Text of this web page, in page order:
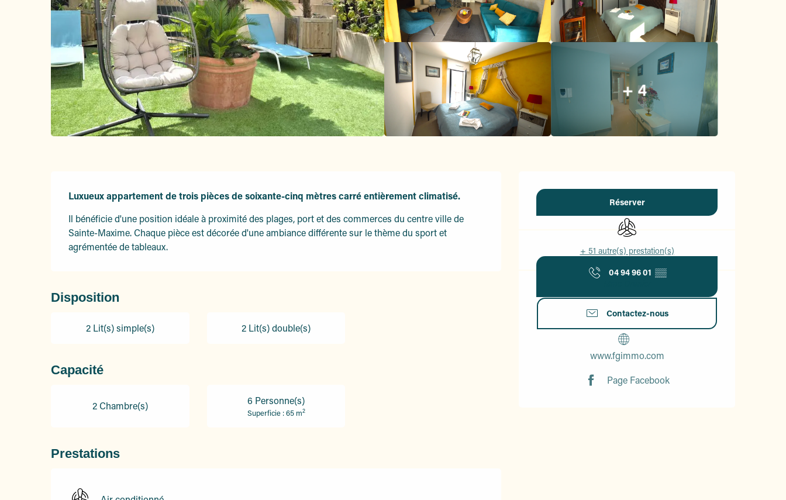
+ 4
Ouverture et coordonnées
Réserver
Air conditionné
+ 51 autre(s) prestation(s)
04 94 96 01 ▒▒
Contactez-nous
www.fgimmo.com
Page Facebook
Luxueux appartement de trois pièces de soixante-cinq mètres carré entièrement climatisé.
Il bénéficie d'une position idéale à proximité des plages, port et des commerces du centre ville de
Sainte-Maxime. Chaque pièce est décorée d'une ambiance différente sur le thème du sport et
agrémentée de tableaux.
Disposition
2 Lit(s) simple(s) 2 Lit(s) double(s)
Capacité
2 Chambre(s) 6 Personne(s)
Superficie : 65 m2
Prestations